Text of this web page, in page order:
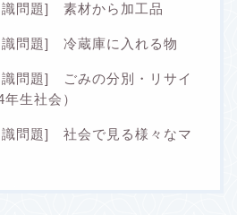
識問題] 素材から加工品
識問題] 冷蔵庫に入れる物
識問題] ごみの分別・リサイ
生社会）
識問題] 社会で見る様々なマ